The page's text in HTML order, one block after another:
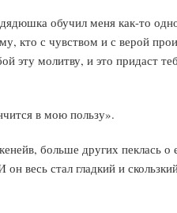
обучил меня как-то
кто с чувством и с верой
эту молитву, и это придаст
в мою пользу».
больше других пеклась о
весь стал гладкий и